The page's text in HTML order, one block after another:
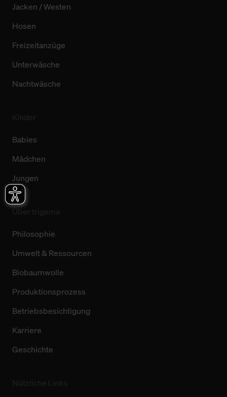
Jacken / Westen
Hosen
Freizeitanzüge
Unterwäsche
Nachtwäsche
Babies
Mädchen
Jungen
Über trigema
Philosophie
Umwelt & Ressourcen
Biobaumwolle
Produktionsprozess
Betriebsbesichtigung
Karriere
Geschichte